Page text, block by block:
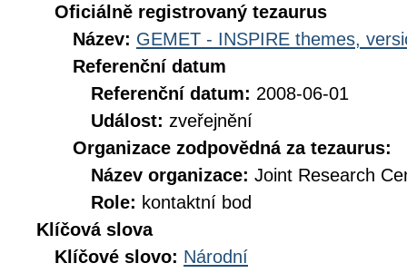
Oficiálně registrovaný tezaurus
Název: GEMET - INSPIRE themes,
Referenční datum
Referenční datum: 2008-06-01
Událost: zveřejnění
Organizace zodpovědná za tezaurus:
Název organizace: Joint Research
Role: kontaktní bod
Klíčová slova
Klíčové slovo: Národní